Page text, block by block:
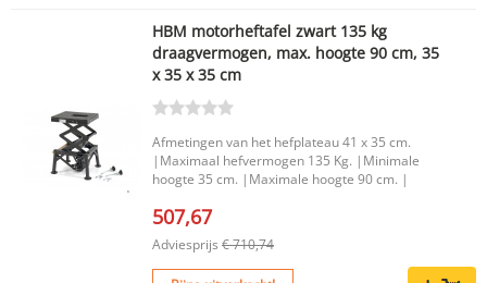
HBM motorheftafel zwart 135 kg
draagvermogen, max. hoogte 90 cm, 35
x 35 x 35 cm
Afmetingen van het hefplateau 41 x 35 cm.
|Maximaal hefvermogen 135 Kg. |Minimale
hoogte 35 cm. |Maximale hoogte 90 cm. |
507,67
Adviesprijs € 710,74